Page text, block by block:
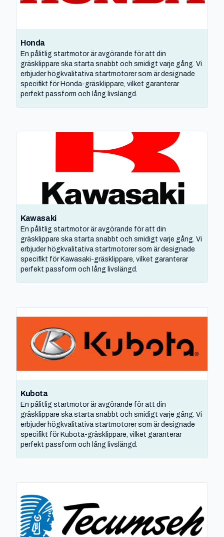
Honda
En pålitlig startmotor är avgörande för att din
gräsklippare ska starta snabbt och smidigt varje gång. Vi
erbjuder högkvalitativa startmotorer som är designade
specifikt för Honda-gräsklippare, vilket garanterar
perfekt passform och lång livslängd.
Kawasaki
En pålitlig startmotor är avgörande för att din
gräsklippare ska starta snabbt och smidigt varje gång. Vi
erbjuder högkvalitativa startmotorer som är designade
specifikt för Kawasaki-gräsklippare, vilket garanterar
perfekt passform och lång livslängd.
Kubota
En pålitlig startmotor är avgörande för att din
gräsklippare ska starta snabbt och smidigt varje gång. Vi
erbjuder högkvalitativa startmotorer som är designade
specifikt för Kubota-gräsklippare, vilket garanterar
perfekt passform och lång livslängd.